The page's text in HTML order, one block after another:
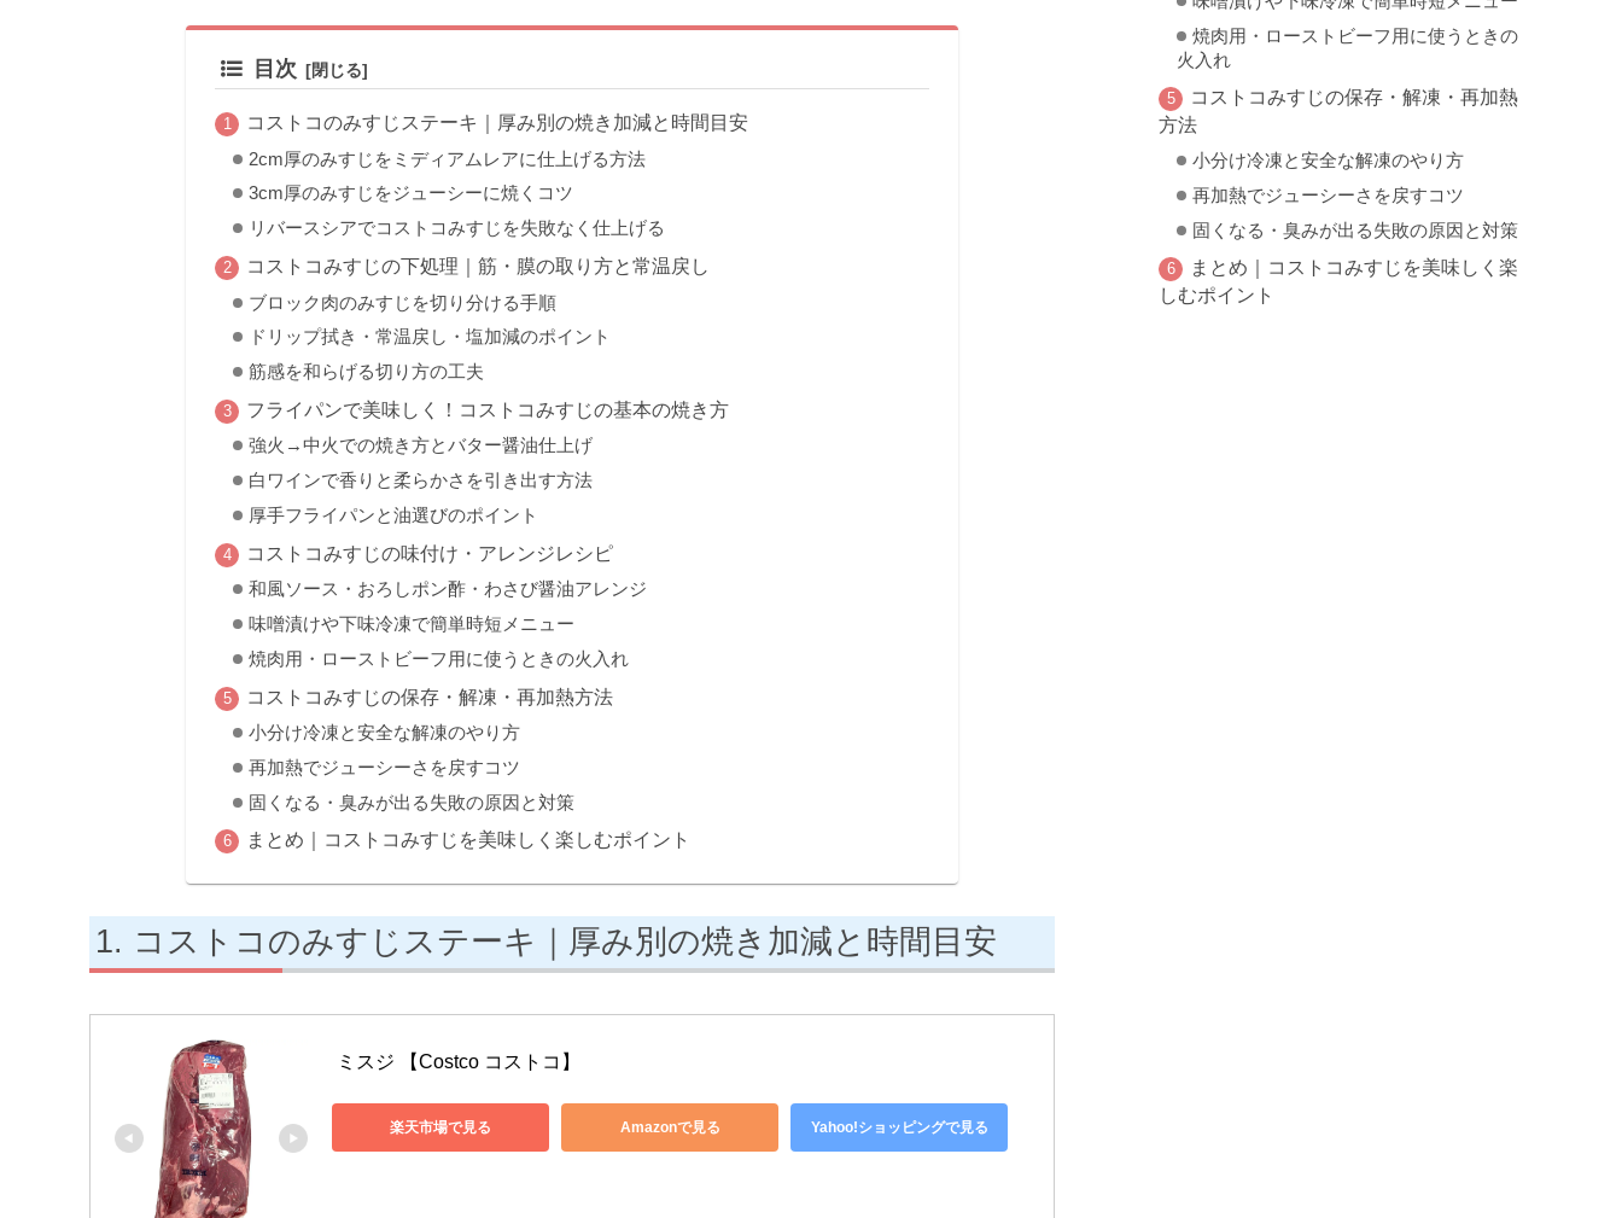
目次
コストコのみすじステーキ｜厚み別の焼き加減と時間目安
2cm厚のみすじをミディアムレアに仕上げる方法
3cm厚のみすじをジューシーに焼くコツ
リバースシアでコストコみすじを失敗なく仕上げる
コストコみすじの下処理｜筋・膜の取り方と常温戻し
ブロック肉のみすじを切り分ける手順
ドリップ拭き・常温戻し・塩加減のポイント
筋感を和らげる切り方の工夫
フライパンで美味しく！コストコみすじの基本の焼き方
強火→中火での焼き方とバター醤油仕上げ
白ワインで香りと柔らかさを引き出す方法
厚手フライパンと油選びのポイント
コストコみすじの味付け・アレンジレシピ
和風ソース・おろしポン酢・わさび醤油アレンジ
味噌漬けや下味冷凍で簡単時短メニュー
焼肉用・ローストビーフ用に使うときの火入れ
コストコみすじの保存・解凍・再加熱方法
小分け冷凍と安全な解凍のやり方
再加熱でジューシーさを戻すコツ
固くなる・臭みが出る失敗の原因と対策
まとめ｜コストコみすじを美味しく楽しむポイント
コストコのみすじステーキ｜厚み別の焼き加減と時間目安
ミスジ 【Costco コストコ】
楽天市場で見る Amazonで見る Yahoo!ショッピングで見る
焼肉用・ローストビーフ用に使うときの
火入れ
コストコみすじの保存・解凍・再加熱
方法
小分け冷凍と安全な解凍のやり方
再加熱でジューシーさを戻すコツ
固くなる・臭みが出る失敗の原因と対策
まとめ｜コストコみすじを美味しく楽
しむポイント